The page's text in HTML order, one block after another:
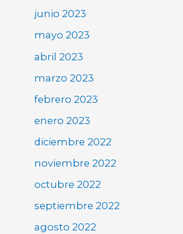
junio 2023
mayo 2023
abril 2023
marzo 2023
febrero 2023
enero 2023
diciembre 2022
noviembre 2022
octubre 2022
septiembre 2022
agosto 2022